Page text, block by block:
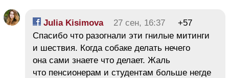
Julia Kisimova 27 сен, 16:37
+57
Спасибо что разогнали эти гнилые митинги
и шествия. Когда собаке делать нечего
она сами знаете что делает. Жаль
что пенсионерам и студентам больше негде